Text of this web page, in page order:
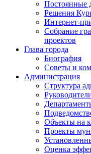
Постоянные
Решения
Интернет-
Собрание
проектов
Глава города
Биография
Советы и
Администрация
Структура
Объекты на
Проекты
Оценка